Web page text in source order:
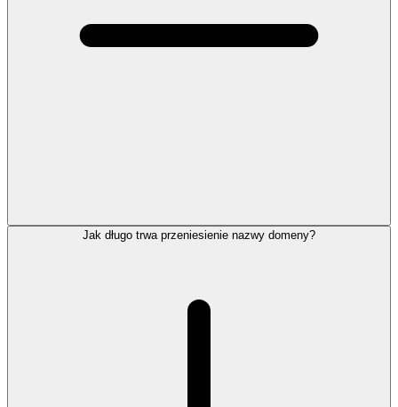
Jak długo trwa przeniesienie nazwy domeny?